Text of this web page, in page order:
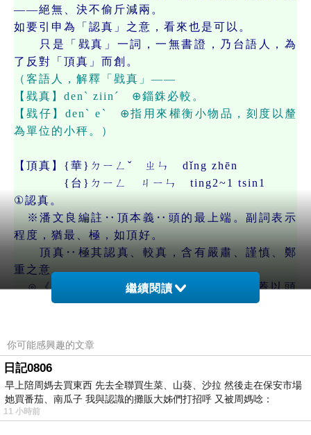
——絕無、決不偷斤減兩。
如要引申為「認真」之意，看來也是可以。
只是「戥真」一詞，一無書證，乃台語人，為
了反對「頂真」而創。
（客語人，解釋「戥真」——
【戥真】denˋ ziinˊ ⊕錙銖必較。
【戥仔】denˋ eˋ ⊕指用來權衡小物品，刻度以釐
為單位的小秤。）
【頂真】{華}ㄉㄧㄥˇ ㄓㄣ dǐng zhēn
{台}ㄉㄧㄥ ㄐㄧㄣ ting2~1 tsin1
①認真。
※潘文良編註‥頂本義‥頭的最上端。副詞表示
程度，猶最、極，如頂好。
頂真‥極其認真、較真，含有嚴肅、謹慎、鄭
重之意。
⊙《吳下方言考》吳俗謂認真曰頂真，蓋以頭
腦，喻事之根本。
引申為認真。
◇《官場現形記．第四四回》兄弟倘若隨隨便
便，不去頂真，不特自己對不住
自己，並且辜負上頭的一番美意。
◇《儒林外史．第五回》嚴貢生道‥「這宗事，
繼續閱讀
你可能感興趣的文章
日記0806
早上陪周媽去買東西 先去全聯買生菜、山葵、沙拉 然後走在保安市場
她買番茄、南瓜子 我與認識的攤販大姊們打招呼 又被周媽唸：
11 小時前